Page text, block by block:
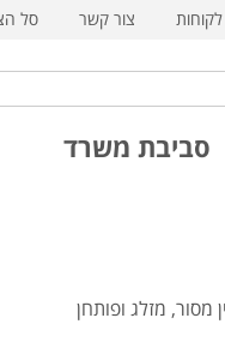
צור קשר סל
סביבת משרד
מזלג ופותחן